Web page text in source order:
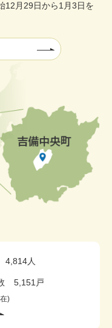
12月29日から1月3日を
4,814人
5,151戸